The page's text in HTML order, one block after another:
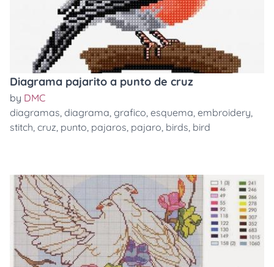
Diagrama pajarito a punto de cruz
by DMC
diagramas, diagrama, grafico, esquema, embroidery,
stitch, cruz, punto, pajaros, pajaro, birds, bird